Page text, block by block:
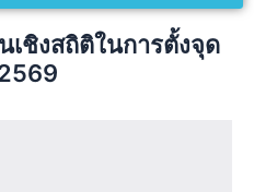
เชิงสถิติในการตั้งจุด